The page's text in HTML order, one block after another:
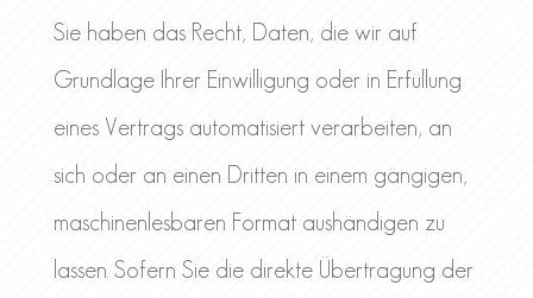
Sie haben das Recht, Daten, die wir auf
Grundlage Ihrer Einwilligung oder in Erfüllung
eines Vertrags automatisiert verarbeiten, an
sich oder an einen Dritten in einem gängigen,
maschinenlesbaren Format aushändigen zu
lassen. Sofern Sie die direkte Übertragung der